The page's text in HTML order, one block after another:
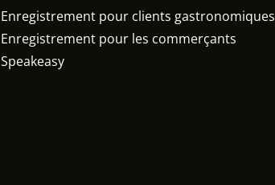
Enregistrement pour clients gastronomiques
Enregistrement pour les commerçants
Speakeasy